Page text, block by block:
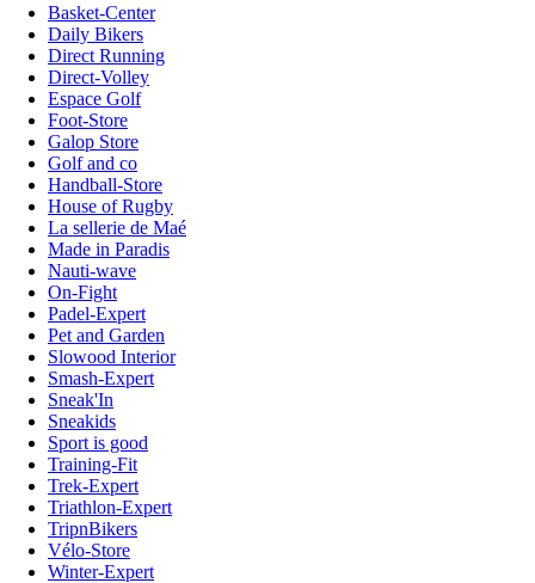
Basket-Center
Daily Bikers
Direct Running
Direct-Volley
Espace Golf
Foot-Store
Galop Store
Golf and co
Handball-Store
House of Rugby
La sellerie de Maé
Made in Paradis
Nauti-wave
On-Fight
Padel-Expert
Pet and Garden
Slowood Interior
Smash-Expert
Sneak'In
Sneakids
Sport is good
Training-Fit
Trek-Expert
Triathlon-Expert
TripnBikers
Vélo-Store
Winter-Expert